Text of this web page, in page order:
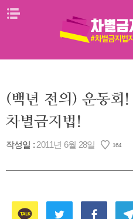
Skip
(백년 전의) 운동회
차별금지법!
작성일 : 2011년 6월 28일 164